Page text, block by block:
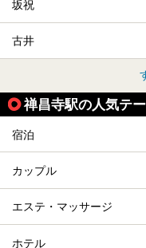
坂祝
古井
禅昌寺駅の人気テ
宿泊
カップル
エステ・マッサージ
ホテル